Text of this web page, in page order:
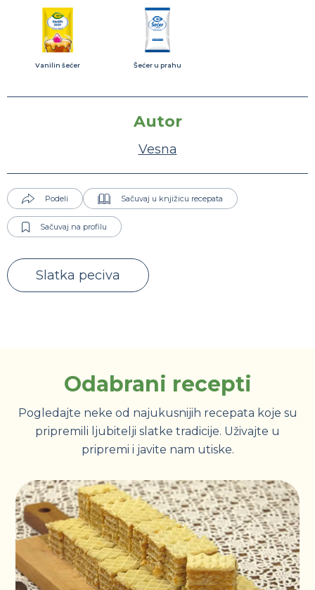
Vanilin šećer Šećer u prahu
Autor
Vesna
Podeli Sačuvaj u knjižicu recepata
Sačuvaj na profilu
Slatka peciva
Odabrani recepti
Pogledajte neke od najukusnijih recepata koje su
pripremili ljubitelji slatke tradicije. Uživajte u
pripremi i javite nam utiske.